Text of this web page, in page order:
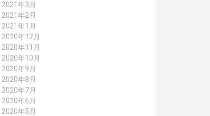
2021年3月
2021年2月
2021年1月
2020年12月
2020年11月
2020年10月
2020年9月
2020年8月
2020年7月
2020年6月
2020年5月